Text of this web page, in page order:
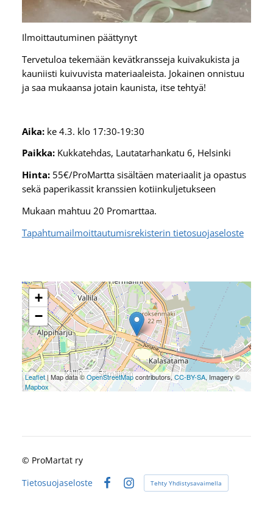
Ilmoittautuminen päättynyt
Tervetuloa tekemään kevätkransseja kuivakukista ja
kauniisti kuivuvista materiaaleista. Jokainen onnistuu
ja saa mukaansa jotain kaunista, itse tehtyä!
Aika: ke 4.3. klo 17:30-19:30
Paikka:Kukkatehdas, Lautatarhankatu 6, Helsinki
Hinta: 55€/ProMartta sisältäen materiaalit ja opastus
sekä paperikassit kranssien kotiinkuljetukseen
Mukaan mahtuu 20 Promarttaa.
Tapahtumailmoittautumisrekisterin tietosuojaseloste
+
−
Leaflet| Map data ©OpenStreetMapcontributors,CC-BY-SA, Imagery ©
Mapbox
© ProMartat ry
Tietosuojaseloste
FacebookInstagram
Tehty Yhdistysavaimella